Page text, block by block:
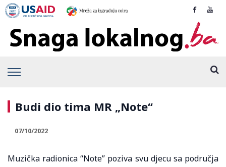
Budi dio tima MR „Note“
07/10/2022
Muzička radionica “Note” poziva svu djecu sa područja